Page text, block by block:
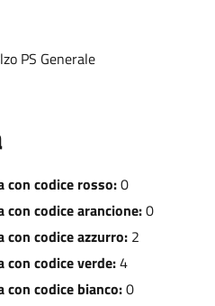
PS Generale
con codice rosso:0
con codice arancione:0
con codice azzurro: 2
con codice verde:4
con codice bianco:0